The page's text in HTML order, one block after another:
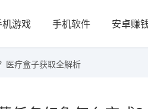
机游戏 手机软件 安卓赚
医疗盒子获取全解析